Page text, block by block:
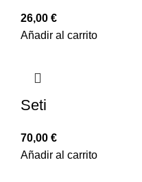
26,00 €
Añadir al carrito
Seti
70,00 €
Añadir al carrito